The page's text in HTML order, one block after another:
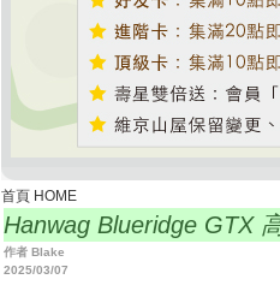
首頁 HOME
Hanwag Blueridge GTX
作者 Blake
2025/03/07